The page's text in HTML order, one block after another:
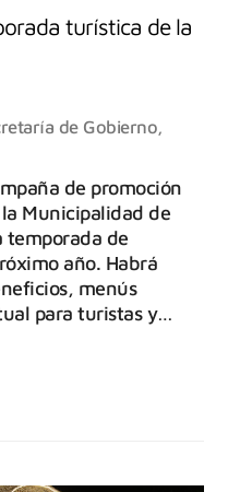
turística de la
de Gobierno,
de promoción
Municipalidad de
temporada de
año. Habrá
menús
para turistas y…